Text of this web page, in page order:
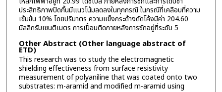
ประสิทธิภาพปิดกั้นมีแนวโน้มลดลงในทุกกรณี ในกรณีที่เคลือบที่ความ
เข้มข้น 10% โดยปริมาตร ความแข็งกระด้างดัดโค้งมีค่า 204.60
มิลลิกรัมเซนติเมตร การเปื้อนติดภายหลังการซักอยู่ที่ระดับ 5
Other Abstract (Other language abstract of
ETD)
This research was to study the electromagnetic
shielding effectiveness from surface resistivity
measurement of polyaniline that was coated onto two
substrates: m-aramid and modified m-aramid using